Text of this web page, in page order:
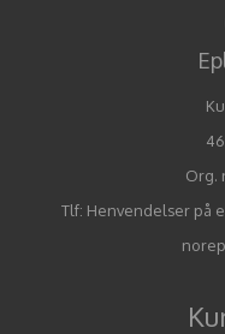
Org.
Tlf: Henvendelser på